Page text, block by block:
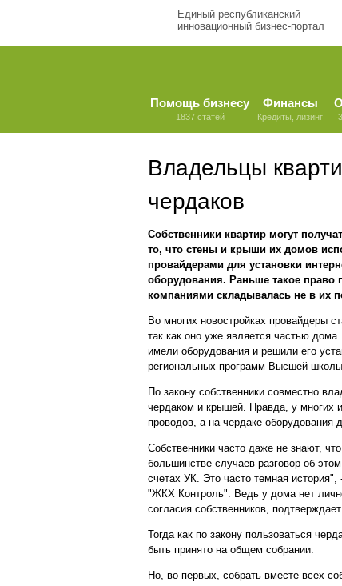
Единый республиканский
инновационный бизнес-портал
Помощь бизнесу
1837 статей
Финансы
Кредиты, лизинг
Владельцы
чердаков
Собственники квартир могут
то, что стены и крыши их домов
провайдерами для установки
оборудования. Раньше такое право
компаниями складывалась не в их
Во многих новостройках провайдеры
так как оно уже является частью
имели оборудования и решили его
региональных программ Высшей
По закону собственники совместно
чердаком и крышей. Правда, у многих
проводов, а на чердаке
Собственники часто даже не знают,
большинстве случаев разговор об
счетах УК. Это часто темная
"ЖКХ Контроль". Ведь у дома нет
согласия собственников,
Тогда как по закону пользоваться
быть принято на общем собрании.
Но, во-первых, собрать вместе всех